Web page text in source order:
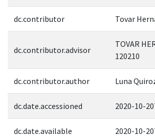
dc.contributor Tovar
dc.contributor.advisor
TOVAR
120210
dc.contributor.author Luna
dc.date.accessioned 2020-10-
dc.date.available 2020-10-